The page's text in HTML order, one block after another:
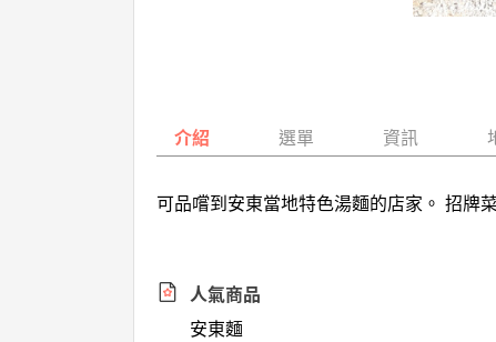
介紹 選單 資訊
可品嚐到安東當地特色湯麵的店家。 招牌
人氣商品
安東麵